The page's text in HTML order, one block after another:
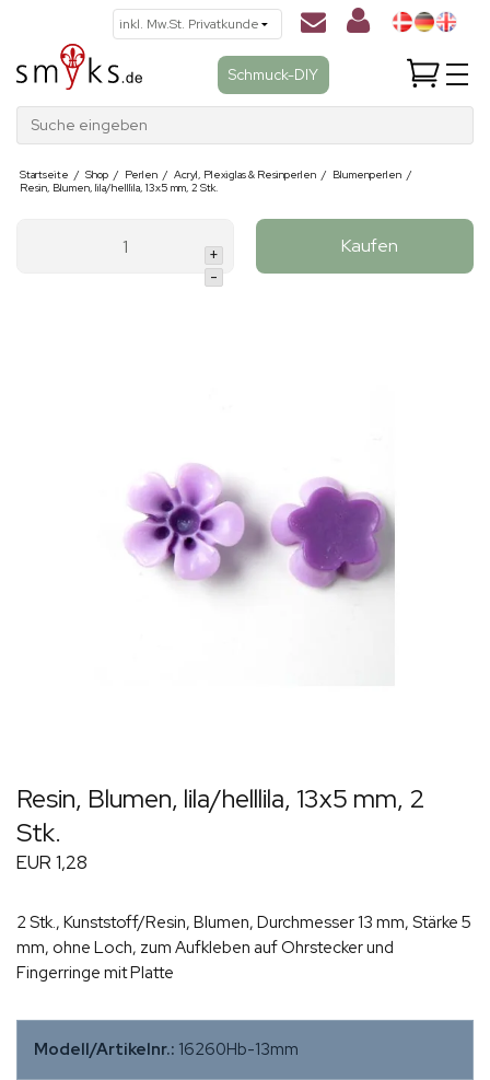
Schmuck-DIY
Suche eingeben
Startseite / Shop / Perlen / Acryl, Plexiglas & Resinperlen / Blumenperlen /
Resin, Blumen, lila/helllila, 13x5 mm, 2 Stk.
+
-
Kaufen
Resin, Blumen, lila/helllila, 13x5 mm, 2
Stk.
EUR 1,28
2 Stk., Kunststoff/Resin, Blumen, Durchmesser 13 mm, Stärke 5
mm, ohne Loch, zum Aufkleben auf Ohrstecker und
Fingerringe mit Platte
Modell/Artikelnr.: 16260Hb-13mm